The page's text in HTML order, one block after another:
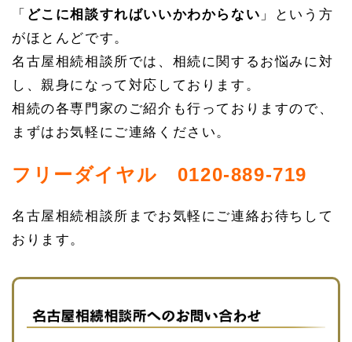
「 どこに相談すればいいかわからない 」という方
がほとんどです。
名古屋相続相談所では、相続に関するお悩みに対
し、親身になって対応しております。
相続の各専門家のご紹介も行っておりますので、
まずはお気軽にご連絡ください。
フリーダイヤル 0120-889-719
名古屋相続相談所までお気軽にご連絡お待ちして
おります。